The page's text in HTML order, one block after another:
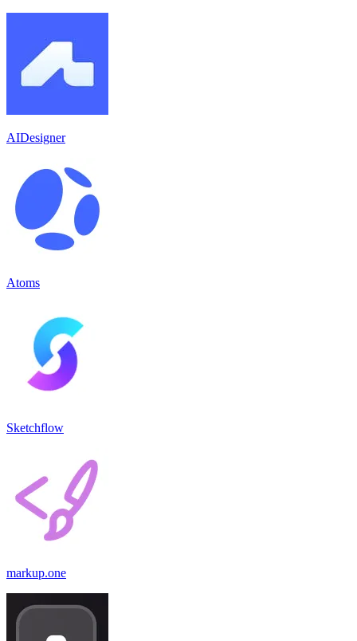
AIDesigner
Atoms
Sketchflow
markup.one